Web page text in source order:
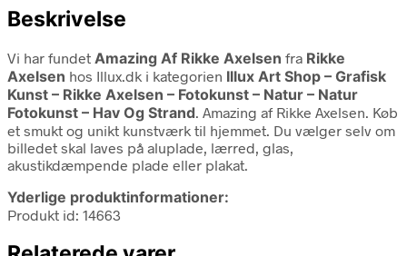
Beskrivelse
Vi har fundet Amazing Af Rikke Axelsen fra Rikke
Axelsen hos Illux.dk i kategorien Illux Art Shop – Grafisk
Kunst – Rikke Axelsen – Fotokunst – Natur – Natur
Fotokunst – Hav Og Strand. Amazing af Rikke Axelsen. Køb
et smukt og unikt kunstværk til hjemmet. Du vælger selv om
billedet skal laves på aluplade, lærred, glas,
akustikdæmpende plade eller plakat.
Yderlige produktinformationer:
Produkt id: 14663